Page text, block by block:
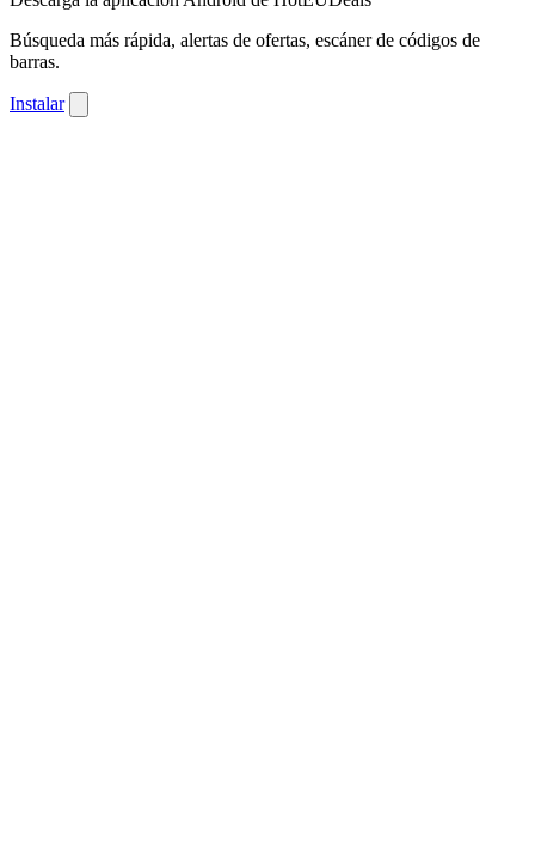
Búsqueda más rápida, alertas de ofertas, escáner de códigos de
barras.
Instalar